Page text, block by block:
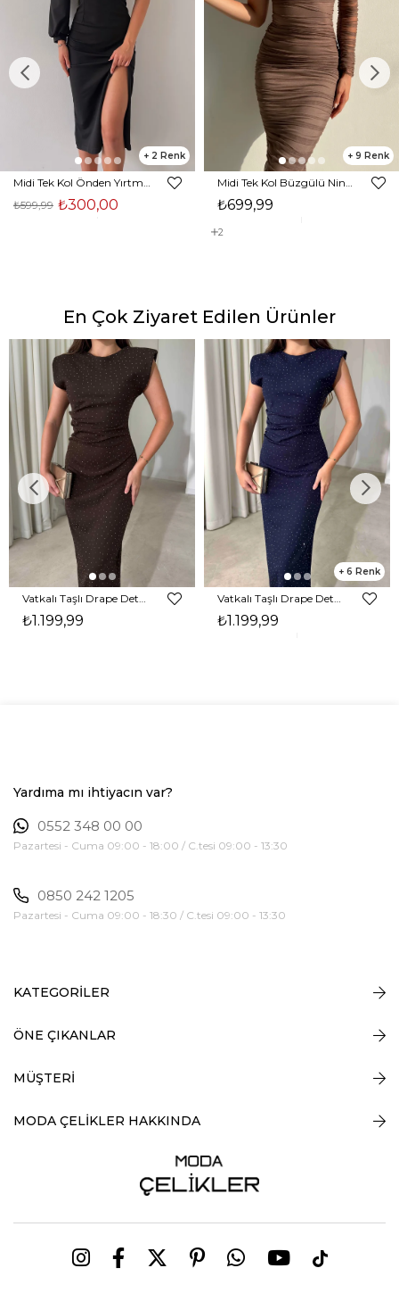
2
₺300,00
₺599,99
9
₺699,99
2
En Çok Ziyaret Edilen Ürünler
₺1.199,99
6
₺1.199,99
Yardıma mı ihtiyacın var?
0552 348 00 00
Pazartesi - Cuma 09:00 - 18:00 / C.tesi 09:00 - 13:30
0850 242 1205
Pazartesi - Cuma 09:00 - 18:30 / C.tesi 09:00 - 13:30
KATEGORİLER
ÖNE ÇIKANLAR
MÜŞTERİ
MODA ÇELİKLER HAKKINDA